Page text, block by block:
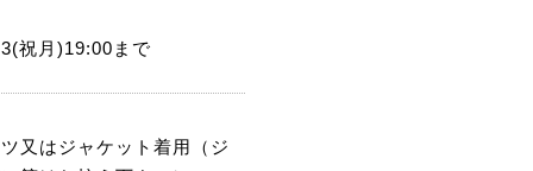
祝月)19:00まで
又はジャケット着用（ジ